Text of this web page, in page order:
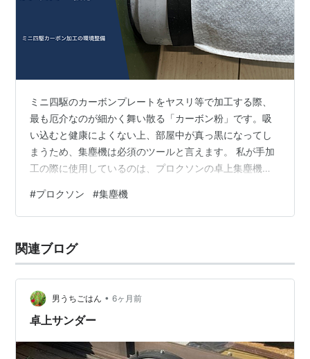
ミニ四駆のカーボンプレートをヤスリ等で加工する際、
最も厄介なのが細かく舞い散る「カーボン粉」です。吸
い込むと健康によくない上、部屋中が真っ黒になってし
まうため、集塵機は必須のツールと言えます。 私が手加
工の際に使用しているのは、プロクソンの卓上集塵機
な機材ですが、そのままカーボン加工に使うには少し気
になる点がありました。今回、パーツを追加するカスタ
します。 ただし、メーカーの正規の使用法ではないた
め、自己責任でお願いします。 そのままの状態での問題
#プロクソン #集塵機
関連ブログ
男うちごはん • 6ヶ月前
卓上サンダー